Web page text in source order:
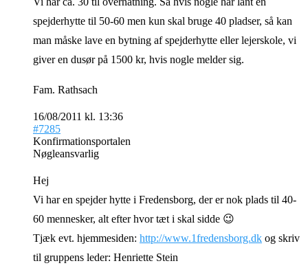
spejderhytte til 50-60 men kun skal bruge 40 pladser, så kan
man måske lave en bytning af spejderhytte eller lejerskole, vi
giver en dusør på 1500 kr, hvis nogle melder sig.
Fam. Rathsach
16/08/2011 kl. 13:36
#7285
Konfirmationsportalen
Nøgleansvarlig
Hej
Vi har en spejder hytte i Fredensborg, der er nok plads til 40-
60 mennesker, alt efter hvor tæt i skal sidde 😉
Tjæk evt. hjemmesiden: http://www.1fredensborg.dk og skriv
til gruppens leder: Henriette Stein